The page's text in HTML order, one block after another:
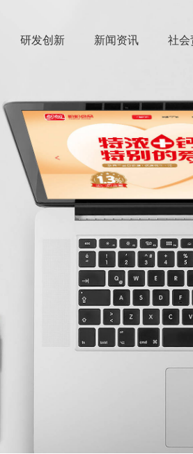
研发创新 新闻资讯 社会